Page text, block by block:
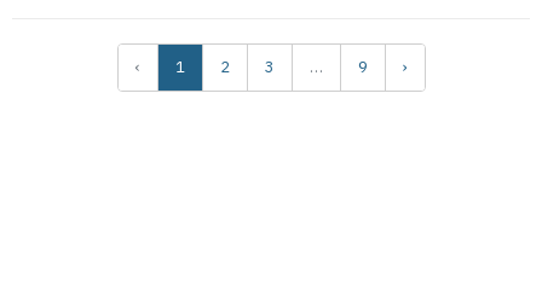
‹ 1 2 3 … 9 ›